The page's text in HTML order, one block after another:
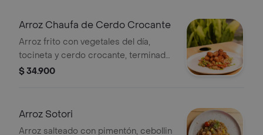
Arroz Chaufa de Cerdo Crocante
Arroz frito con vegetales del día,
tocineta y cerdo crocante, terminado
con salsa teriyaki
$ 34.900
Arroz Sotori
Arroz salteado con pimentón, cebollin